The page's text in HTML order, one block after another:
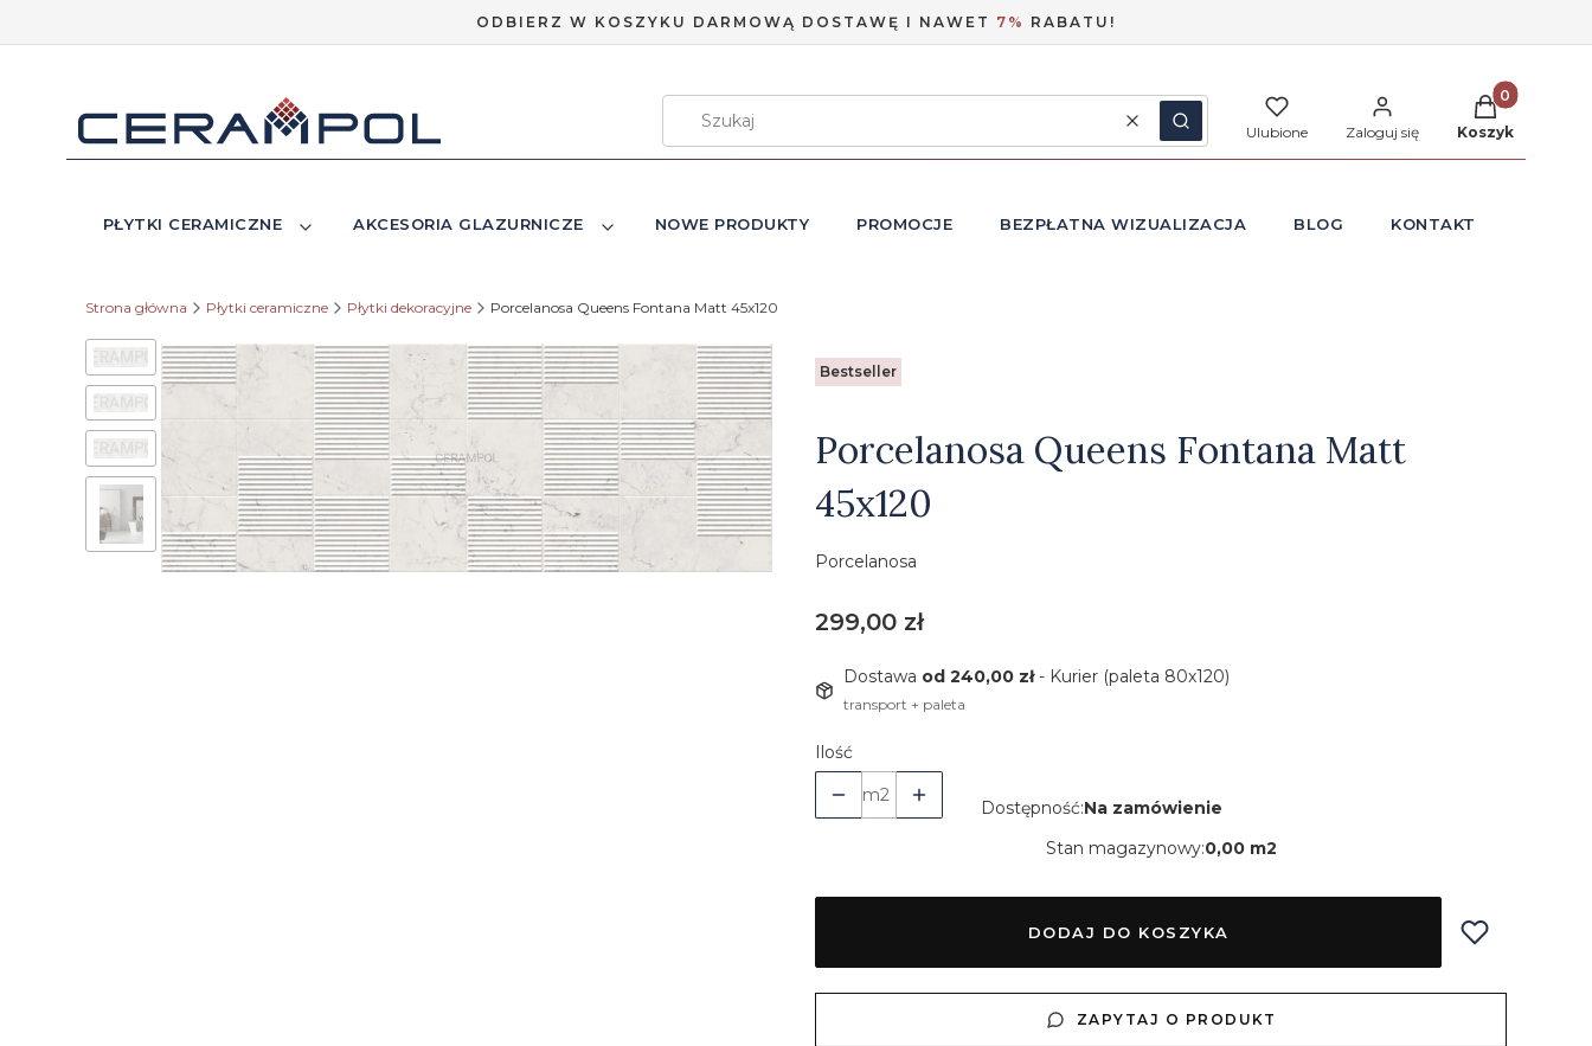
ODBIERZ W KOSZYKU DARMOWĄ DOSTAWĘ I NAWET 7% RABATU!
WyczyśćSzukaj Ulubione Zaloguj się
Produkty w
Koszyk
PŁYTKI CERAMICZNE AKCESORIA GLAZURNICZE NOWE PRODUKTY PROMOCJE BEZPŁATNA WIZUALIZACJA BLOG KONTAKT
Strona główna Płytki ceramiczne Płytki dekoracyjne Porcelanosa Queens Fontana Matt 45x120
Etykiety
Bestseller
Porcelanosa Queens Fontana Matt
45x120
Porcelanosa
Cena
299,00 zł
Dostawa od 240,00 zł- Kurier (paleta 80x120)
transport + paleta
Ilość
m2
Dostępność:Na zamówienie
Stan magazynowy:0,00 m2
DODAJ DO KOSZYKA
ZAPYTAJ O PRODUKT